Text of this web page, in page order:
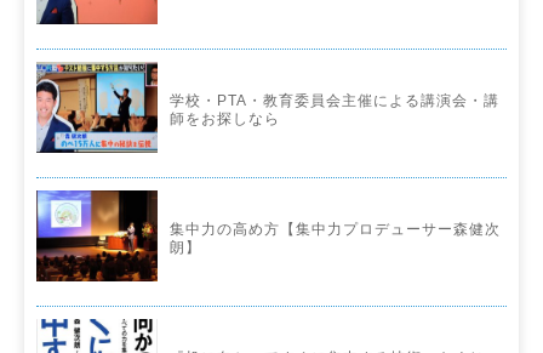
学校・PTA・教育委員会主催による講演会・講
師をお探しなら
集中力の高め方【集中力プロデューサー森健次
朗】